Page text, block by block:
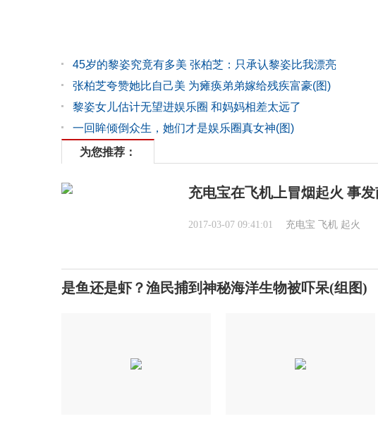
45岁的黎姿究竟有多美 张柏芝：只承认黎姿比我漂亮
张柏芝夸赞她比自己美 为瘫痪弟弟嫁给残疾富豪(图)
黎姿女儿估计无望进娱乐圈 和妈妈相差太远了
一回眸倾倒众生，她们才是娱乐圈真女神(图)
为您推荐：
充电宝在飞机上冒烟起火 事
2017-03-07 09:41:01 充电宝 飞机 起火
是鱼还是虾？渔民捕到神秘海洋生物被吓呆(组图)